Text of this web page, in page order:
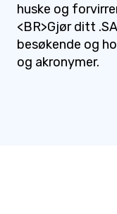
huske og
<BR>Gjør ditt
besøkende og
og akronymer.